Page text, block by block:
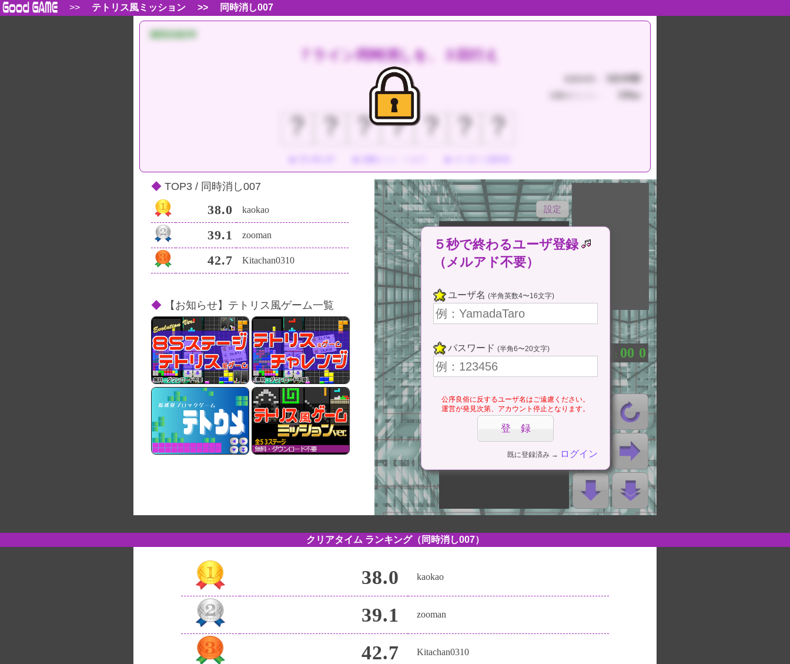
>> テトリス風ミッション >> 同時消し007
MISSION
７ライン同時消しを、３回行え
？ ？ ？ ？ ？ ？ ？
TOP3 / 同時消し007
38.0 kaokao
39.1 zooman
42.7 Kitachan0310
【お知らせ】テトリス風ゲーム一覧
テトリス風ゲーム
（全85ステージ）
５秒で終わるユーザ登録
（メルアド不要）
ユーザ名 (半角英数4〜16文字)
パスワード (半角6〜20文字)
公序良俗に反するユーザ名はご遠慮ください。
運営が発見次第、アカウント停止となります。
既に登録済み → ログイン
設定
ここをタップ
ゲームスタート
： 00 .0
クリアタイム ランキング（同時消し007）
38.0 kaokao
39.1 zooman
42.7 Kitachan0310